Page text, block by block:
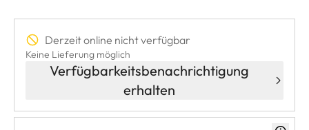
Derzeit online nicht verfügbar
Keine Lieferung möglich
Verfügbarkeitsbenachrichtigung
erhalten